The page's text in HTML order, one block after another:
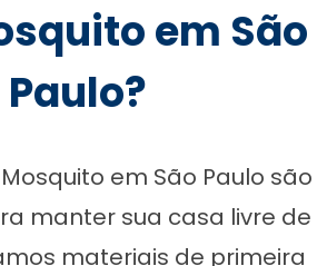
em São
Paulo?
em São Paulo são
manter sua casa livre de
materiais de primeira